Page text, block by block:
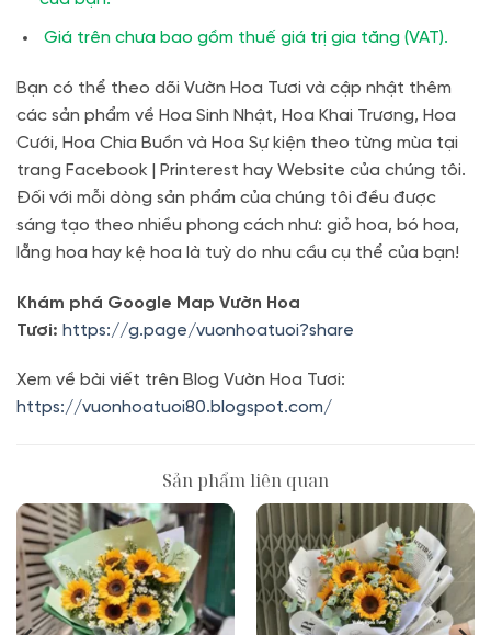
Giá trên chưa bao gồm thuế giá trị gia tăng (VAT).
Bạn có thể theo dõi Vườn Hoa Tươi và cập nhật thêm
các sản phẩm về Hoa Sinh Nhật, Hoa Khai Trương, Hoa
Cưới, Hoa Chia Buồn và Hoa Sự kiện theo từng mùa tại
trang Facebook | Printerest hay Website của chúng tôi.
Đối với mỗi dòng sản phẩm của chúng tôi đều được
sáng tạo theo nhiều phong cách như: giỏ hoa, bó hoa,
lẵng hoa hay kệ hoa là tuỳ do nhu cầu cụ thể của bạn!
Khám phá Google Map Vườn Hoa
Tươi: https://g.page/vuonhoatuoi?share
Xem về bài viết trên Blog Vườn Hoa Tươi:
https://vuonhoatuoi80.blogspot.com/
Sản phẩm liên quan